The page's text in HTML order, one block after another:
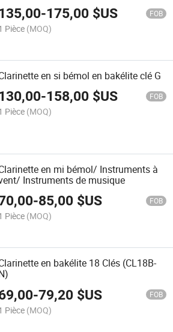
-175,00 $US FOB
Pièce (MOQ)
en si bémol en bakélite clé G
-158,00 $US FOB
Pièce (MOQ)
en mi bémol/ Instruments à
Instruments de musique
-85,00 $US FOB
Pièce (MOQ)
en bakélite 18 Clés (CL18B-
-79,20 $US FOB
Pièce (MOQ)